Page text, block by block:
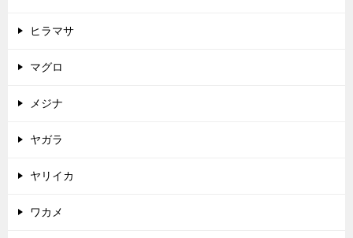
ヒラマサ
マグロ
メジナ
ヤガラ
ヤリイカ
ワカメ